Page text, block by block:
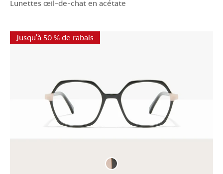
Lunettes œil-de-chat en acétate
Jusqu'à 50 % de rabais